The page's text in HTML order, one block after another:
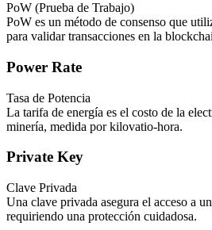
PoW (Prueba de Trabajo)
PoW es un método de consenso que
para validar transacciones en la
Power Rate
Tasa de Potencia
La tarifa de energía es el costo de la
minería, medida por kilovatio-hora.
Private Key
Clave Privada
Una clave privada asegura el acceso a
requiriendo una protección cuidadosa.